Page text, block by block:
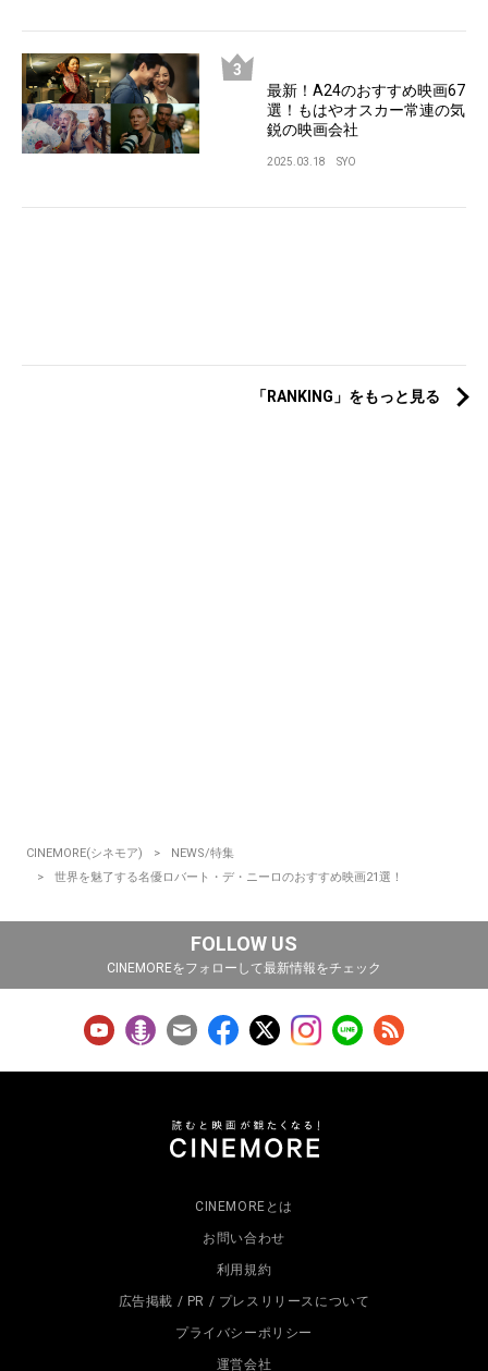
最新！A24のおすすめ映画67
選！もはやオスカー常連の気
鋭の映画会社
2025.03.18 SYO
「RANKING」をもっと見る
CINEMORE(シネモア)
NEWS/特集
世界を魅了する名優ロバート・デ・ニーロのおすすめ映画21選！
FOLLOW US
CINEMOREをフォローして最新情報をチェック
CINEMOREとは
お問い合わせ
利用規約
広告掲載 / PR / プレスリリースについて
プライバシーポリシー
運営会社